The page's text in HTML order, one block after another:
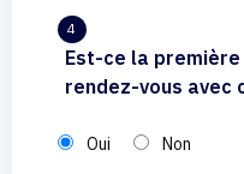
4
Est-ce la
rendez-vous avec
Oui Non